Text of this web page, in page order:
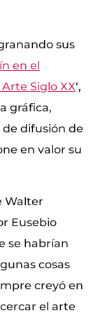
sus
en el
Siglo XX‘,
gráfica,
difusión de
en valor su
Walter
Eusebio
se habrían
cosas
creyó en
el arte